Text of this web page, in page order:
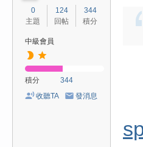
0
主題
124
回帖
344
積分
中級會員
積分
344
收聽TA
發消息